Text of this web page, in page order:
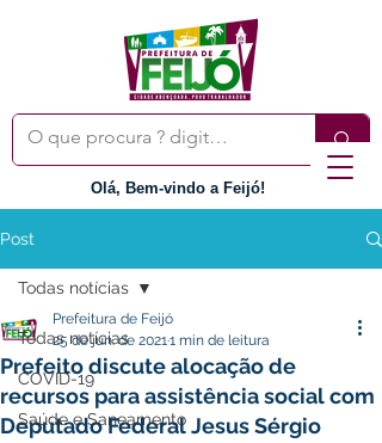
Olá, Bem-vindo a Feijó!
Post
Todas notícias
COVID-19
Saúde e Saneamento
Todas notícias
Prefeito discute alocação de
recursos para assistência social com
Deputado Federal Jesus Sérgio
Prefeitura de Feijó
25 de jun. de 20211 min de leitura